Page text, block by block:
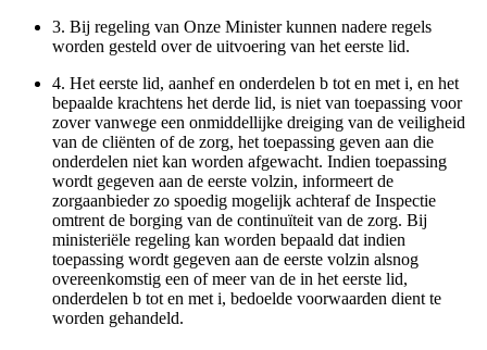
3. Bij regeling van Onze Minister kunnen nadere regels
worden gesteld over de uitvoering van het eerste lid.
4. Het eerste lid, aanhef en onderdelen b tot en met i, en het
bepaalde krachtens het derde lid, is niet van toepassing voor
zover vanwege een onmiddellijke dreiging van de veiligheid
van de cliënten of de zorg, het toepassing geven aan die
onderdelen niet kan worden afgewacht. Indien toepassing
wordt gegeven aan de eerste volzin, informeert de
zorgaanbieder zo spoedig mogelijk achteraf de Inspectie
omtrent de borging van de continuïteit van de zorg. Bij
ministeriële regeling kan worden bepaald dat indien
toepassing wordt gegeven aan de eerste volzin alsnog
overeenkomstig een of meer van de in het eerste lid,
onderdelen b tot en met i, bedoelde voorwaarden dient te
worden gehandeld.